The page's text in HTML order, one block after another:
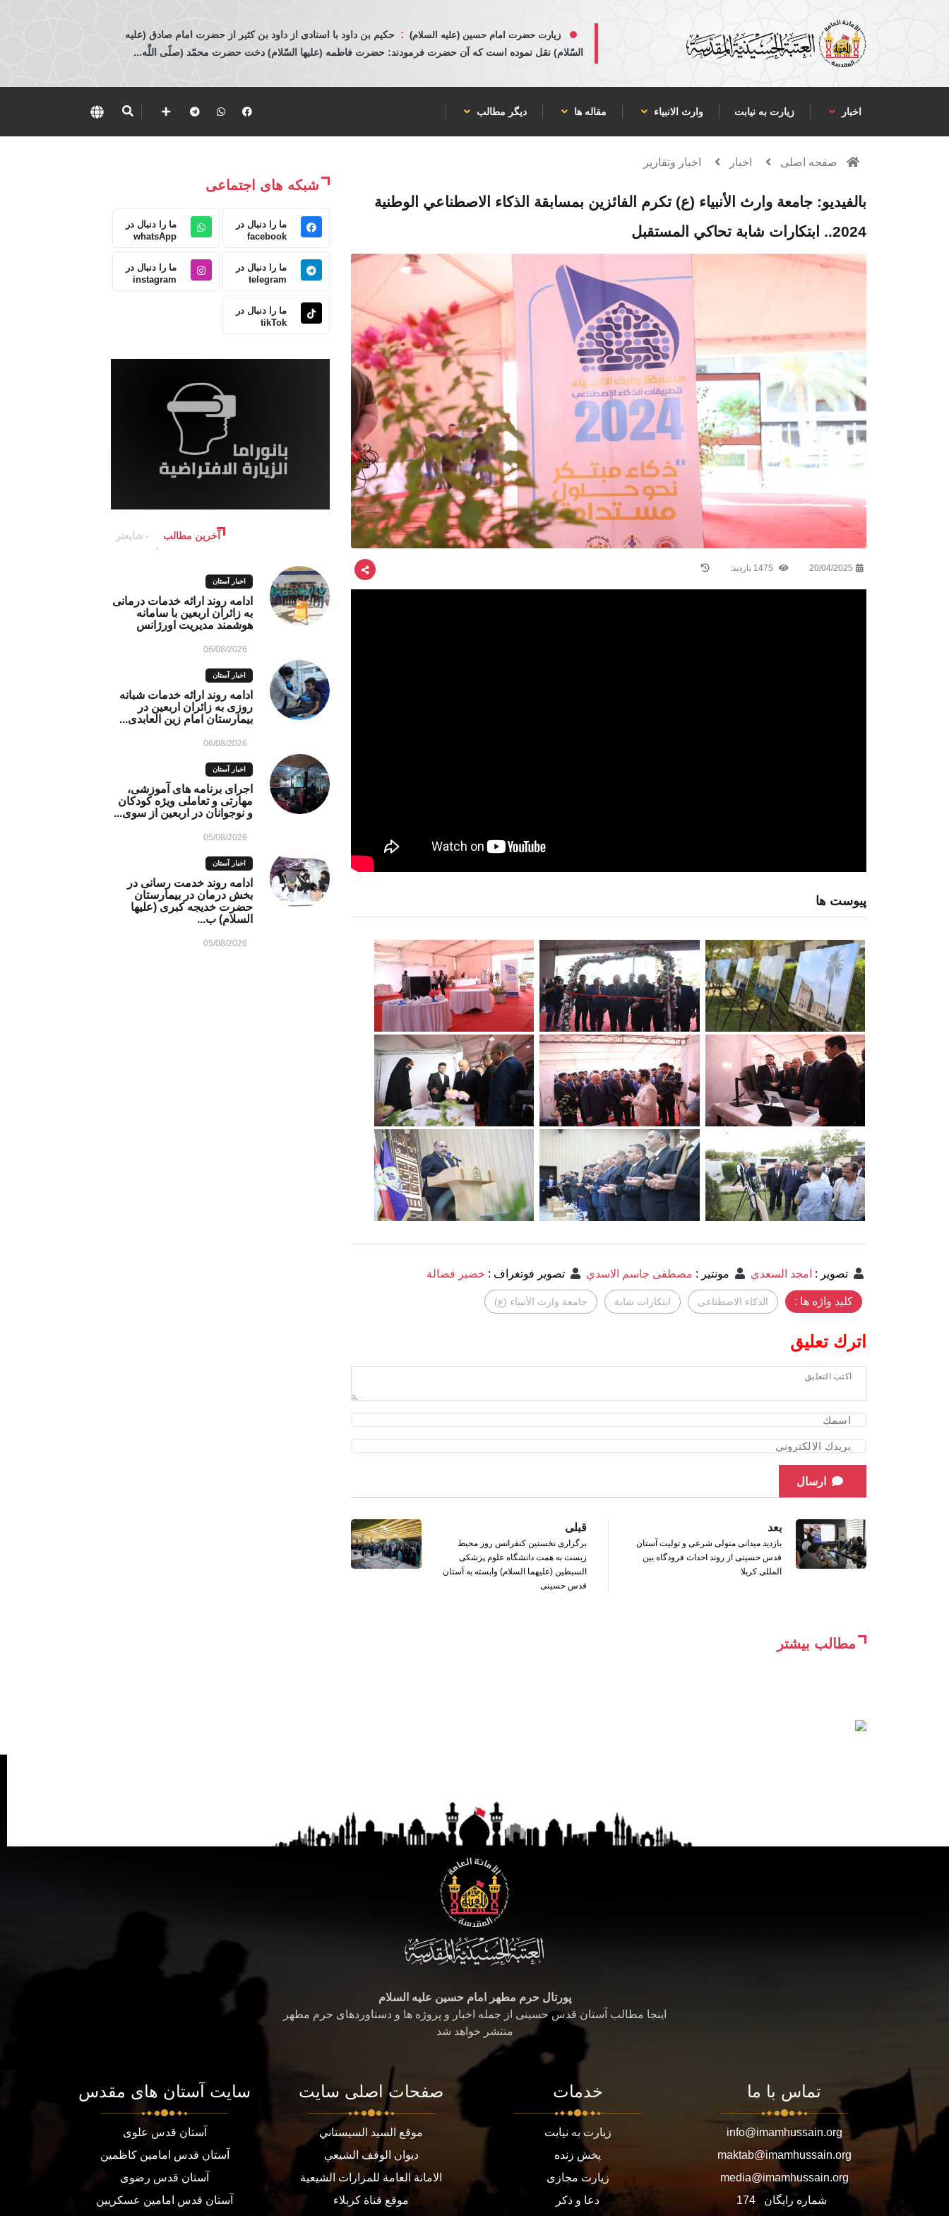
زیارت حضرت امام حسین (علیه السلام) : حكيم بن داود با اسنادی از داود بن كثير از حضرت امام صادق (عليه
السّلام) نقل نموده است كه آن حضرت فرمودند: حضرت فاطمه (عليها السّلام) دخت حضرت محمّد (صلّى اللَّه...
اخبار زیارت به نیابت وارث الانبياء مقاله ها دیگر مطالب
صفحه اصلی اخبار اخبار وتقارير
بالفيديو: جامعة وارث الأنبياء (ع) تكرم الفائزين بمسابقة الذكاء الاصطناعي الوطنية
2024.. ابتكارات شابة تحاكي المستقبل
20/04/2025
پیوست ها
تصوير : امجد السعدي مونتير : مصطفى جاسم الاسدي تصوير فوتغراف : خضير فضالة
کلید واژه ها : الذكاء الاصطناعي ابتكارات شابة جامعة وارث الأنبياء (ع)
اترك تعليق
ارسال
قبلی
برگزاری نخستین کنفرانس روز محیط
زیست به همت دانشگاه علوم پزشکی
السبطین (علیهما السلام) وابسته به آستان
قدس حسینی
بعد
بازدید میدانی متولی شرعی و تولیت آستان
قدس حسینی از روند احداث فرودگاه بین
المللی کربلا
مطالب بیشتر
شبکه های اجتماعی
ما را دنبال در
facebook
ما را دنبال در
whatsApp
ما را دنبال در
telegram
ما را دنبال در
instagram
ما را دنبال در
tikTok
آخرین مطالب شایعتر
اخبار آستان
ادامه روند ارائه خدمات درمانی
به زائران اربعین با سامانه
هوشمند مدیریت اورژانس
06/08/2026
اخبار آستان
ادامه روند ارائه خدمات شبانه
روزی به زائران اربعین در
بیمارستان امام زین العابدی...
06/08/2026
اخبار آستان
اجرای برنامه های آموزشی،
مهارتی و تعاملی ویژه کودکان
و نوجوانان در اربعین از سوی...
05/08/2026
اخبار آستان
ادامه روند خدمت رسانی در
بخش درمان در بیمارستان
حضرت خدیجه کبری (علیها
السلام) ب...
05/08/2026
پورتال حرم مطهر امام حسین علیه السلام
اینجا مطالب آستان قدس حسینی از جمله اخبار و پروژه ها و دستاوردهای حرم مطهر
منتشر خواهد شد
تماس با ما
info@imamhussain.org
maktab@imamhussain.org
media@imamhussain.org
شماره رایگان
174
خدمات
زیارت به نیابت
پخش زنده
زیارت مجازی
دعا و ذکر
صفحات اصلی سایت
موقع السيد السيستاني
ديوان الوقف الشيعي
الامانة العامة للمزارات الشيعية
موقع قناة كربلاء
سایت آستان های مقدس
آستان قدس علوی
آستان قدس امامین کاظمین
آستان قدس رضوی
آستان قدس امامین عسکریین